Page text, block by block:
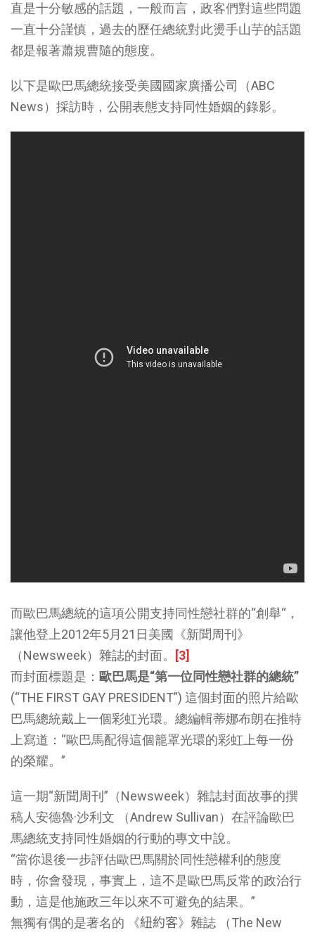
直是十分敏感的話題，一般而言，政客們對這些問題
一直十分謹慎，過去的歷任總統對此燙手山芋的話題
都是報著蕭規曹隨的態度。
以下是歐巴馬總統接受美國國家廣播公司（ABC
News）採訪時，公開表態支持同性婚姻的錄影。
而歐巴馬總統的這項公開支持同性戀社群的“創舉“，
讓他登上2012年5月21日美國《新聞周刊》
（Newsweek）雜誌的封面。
[3]
而封面標題是： 歐巴馬是“第一位同性戀社群的總統”
(“THE FIRST GAY PRESIDENT”) 這個封面的照片給歐
巴馬總統戴上一個彩虹光環。總編輯蒂娜布朗在推特
上寫道：“歐巴馬配得這個籠罩光環的彩虹上每一份
的榮耀。”
這一期“新聞周刊”（Newsweek）雜誌封面故事的撰
稿人安德魯·沙利文 （Andrew Sullivan）在評論歐巴
馬總統支持同性婚姻的行動的專文中說。
“當你退後一步評估歐巴馬關於同性戀權利的態度
時，你會發現，事實上，這不是歐巴馬反常的政治行
動，這是他施政三年以來不可避免的結果。”
無獨有偶的是著名的 《紐約客》雜誌 （The New